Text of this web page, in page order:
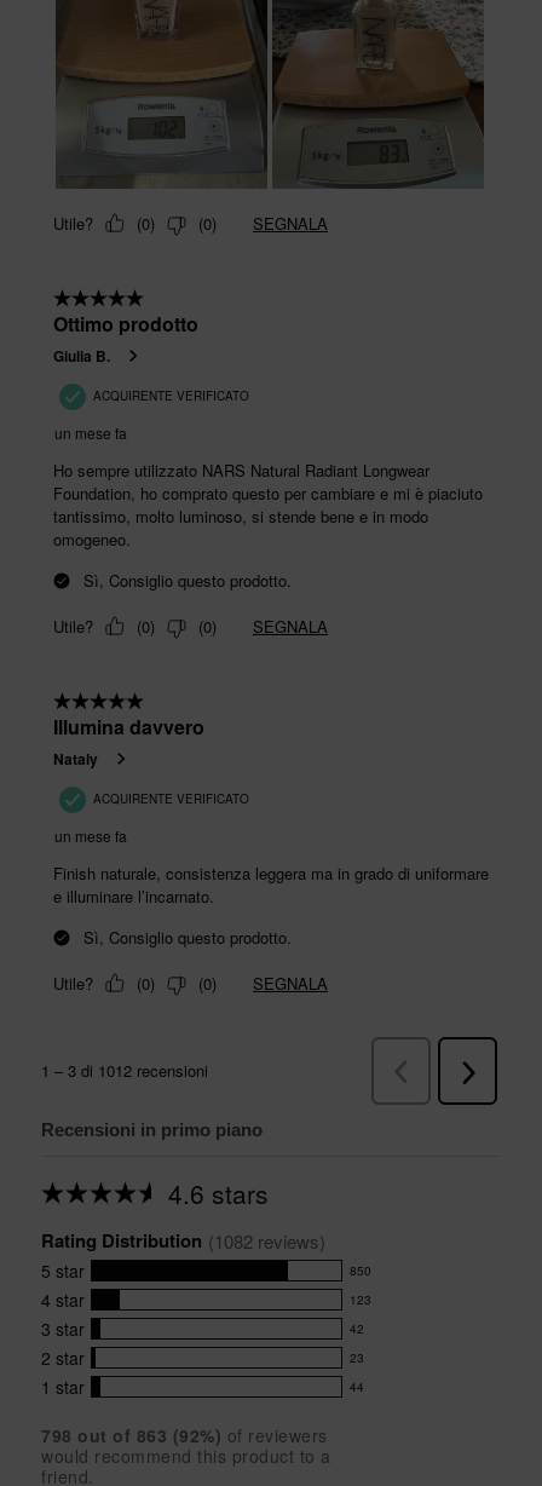
Recensioni in primo piano
4.6 stars
Average
for
this
product:
4.6
out
of
5
stars
Rating Distribution (1082 reviews)
5 star 850
850
reviews
with
5
star
rating.
4 star 123
123
reviews
with
4
rating.
3 star 42
42
reviews
with
star
rating.
2 star 23
23
reviews
2
star
1 star 44
44
with
1
798 out of 863 (92%) of reviewers
would recommend this product to a
friend.